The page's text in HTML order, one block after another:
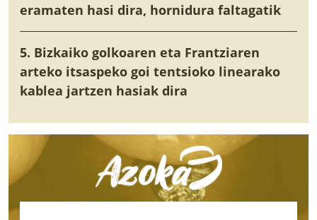
eramaten hasi dira, hornidura faltagatik
5. Bizkaiko golkoaren eta Frantziaren
arteko itsaspeko goi tentsioko linearako
kablea jartzen hasiak dira